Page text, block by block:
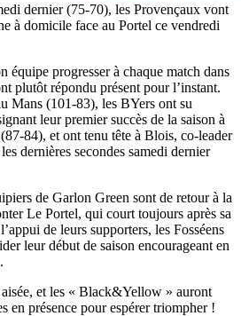
dernier (75-70), les Provençaux vont
à domicile face au Portel ce vendredi
progresser à chaque match dans
plutôt répondu présent pour l’instant.
Mans (101-83), les BYers ont su
leur premier succès de la saison à
84), et ont tenu tête à Blois, co-leader
dernières secondes samedi dernier
de Garlon Green sont de retour à la
Le Portel, qui court toujours après sa
de leurs supporters, les Fosséens
leur début de saison encourageant en
aisée, et les « Black&Yellow » auront
en présence pour espérer triompher !